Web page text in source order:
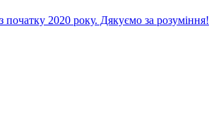
2020 року. Дякуємо за розуміння!